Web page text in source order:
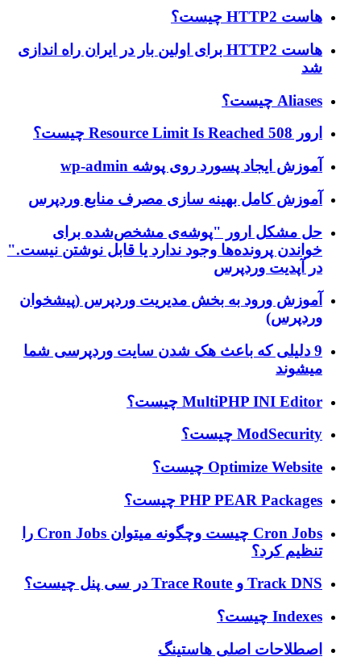
هاست HTTP2 چیست؟
هاست HTTP2 برای اولین بار در ایران راه اندازی
شد
Aliases چیست؟
ارور 508 Resource Limit Is Reached چیست؟
آموزش ایجاد پسورد روی پوشه wp-admin
آموزش کامل بهینه سازی مصرف منابع وردپرس
حل مشکل ارور "پوشه‌ی مشخص‌شده برای
خواندن پرونده‌ها وجود ندارد یا قابل نوشتن نیست."
در آپدیت وردپرس
آموزش ورود به بخش مدیریت وردپرس (پیشخوان
وردپرس)
9 دلیلی که باعث هک شدن سایت وردپرسی شما
میشوند
MultiPHP INI Editor چیست؟
ModSecurity چیست؟
Optimize Website چیست؟
PHP PEAR Packages چیست؟
Cron Jobs چیست وچگونه میتوان Cron Jobs را
تنظیم کرد؟
Track DNS و Trace Route در سی پنل چیست؟
Indexes چیست؟
اصطلاحات اصلی هاستینگ